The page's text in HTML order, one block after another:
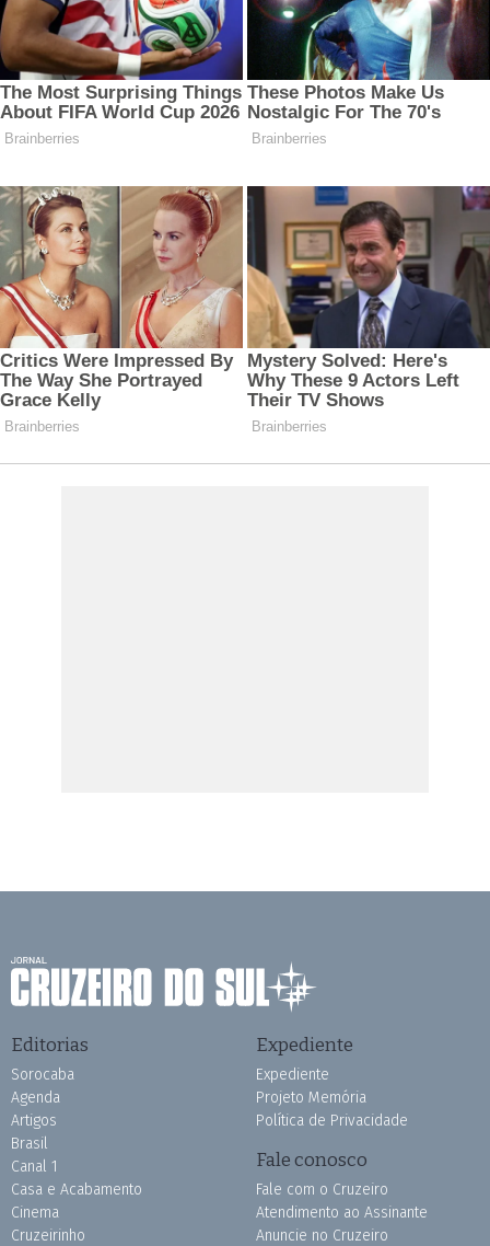
Editorias
Sorocaba
Agenda
Artigos
Brasil
Canal 1
Casa e Acabamento
Cinema
Cruzeirinho
Expediente
Expediente
Projeto Memória
Política de Privacidade
Fale conosco
Fale com o Cruzeiro
Atendimento ao Assinante
Anuncie no Cruzeiro